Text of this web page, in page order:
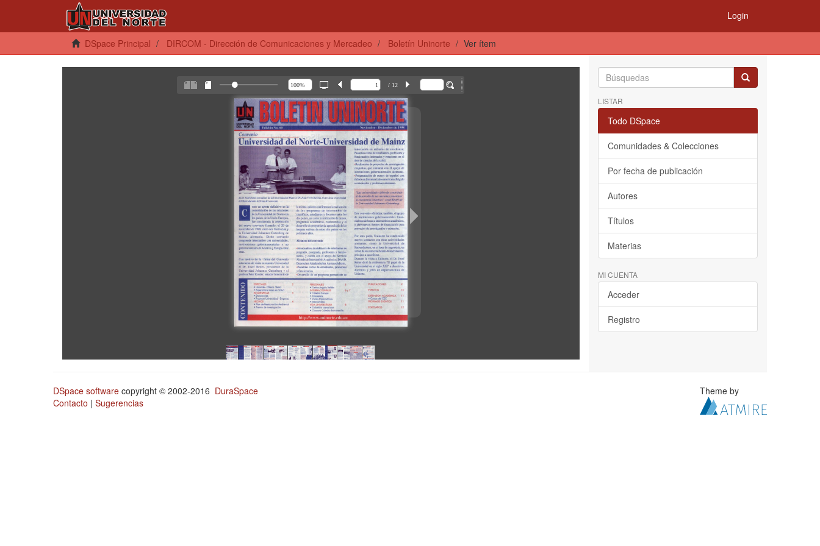
Login
DSpace Principal DIRCOM - Dirección de Comunicaciones y Mercadeo Boletín Uninorte Ver ítem
/ 12
LISTAR
Todo DSpace
Comunidades & Colecciones
Por fecha de publicación
Autores
Títulos
Materias
MI CUENTA
Acceder
Registro
DSpace software copyright © 2002-2016 DuraSpace
Contacto | Sugerencias
Theme by